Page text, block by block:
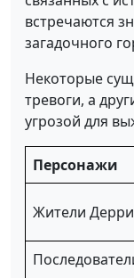
встречаются
загадочного
Некоторые
тревоги, а
угрозой для
Персонажи
Жители Дерри